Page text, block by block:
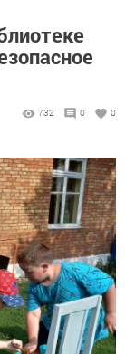
732 0 0